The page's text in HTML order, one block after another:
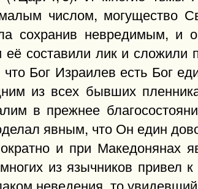
числом, могущество
сохранив невредимым, и
составили лик и сложили
Бог Израилев есть Бог
из всех бывших
в прежнее
явным, что Он един
и при Македонянах
из язычников привел
неведения, то